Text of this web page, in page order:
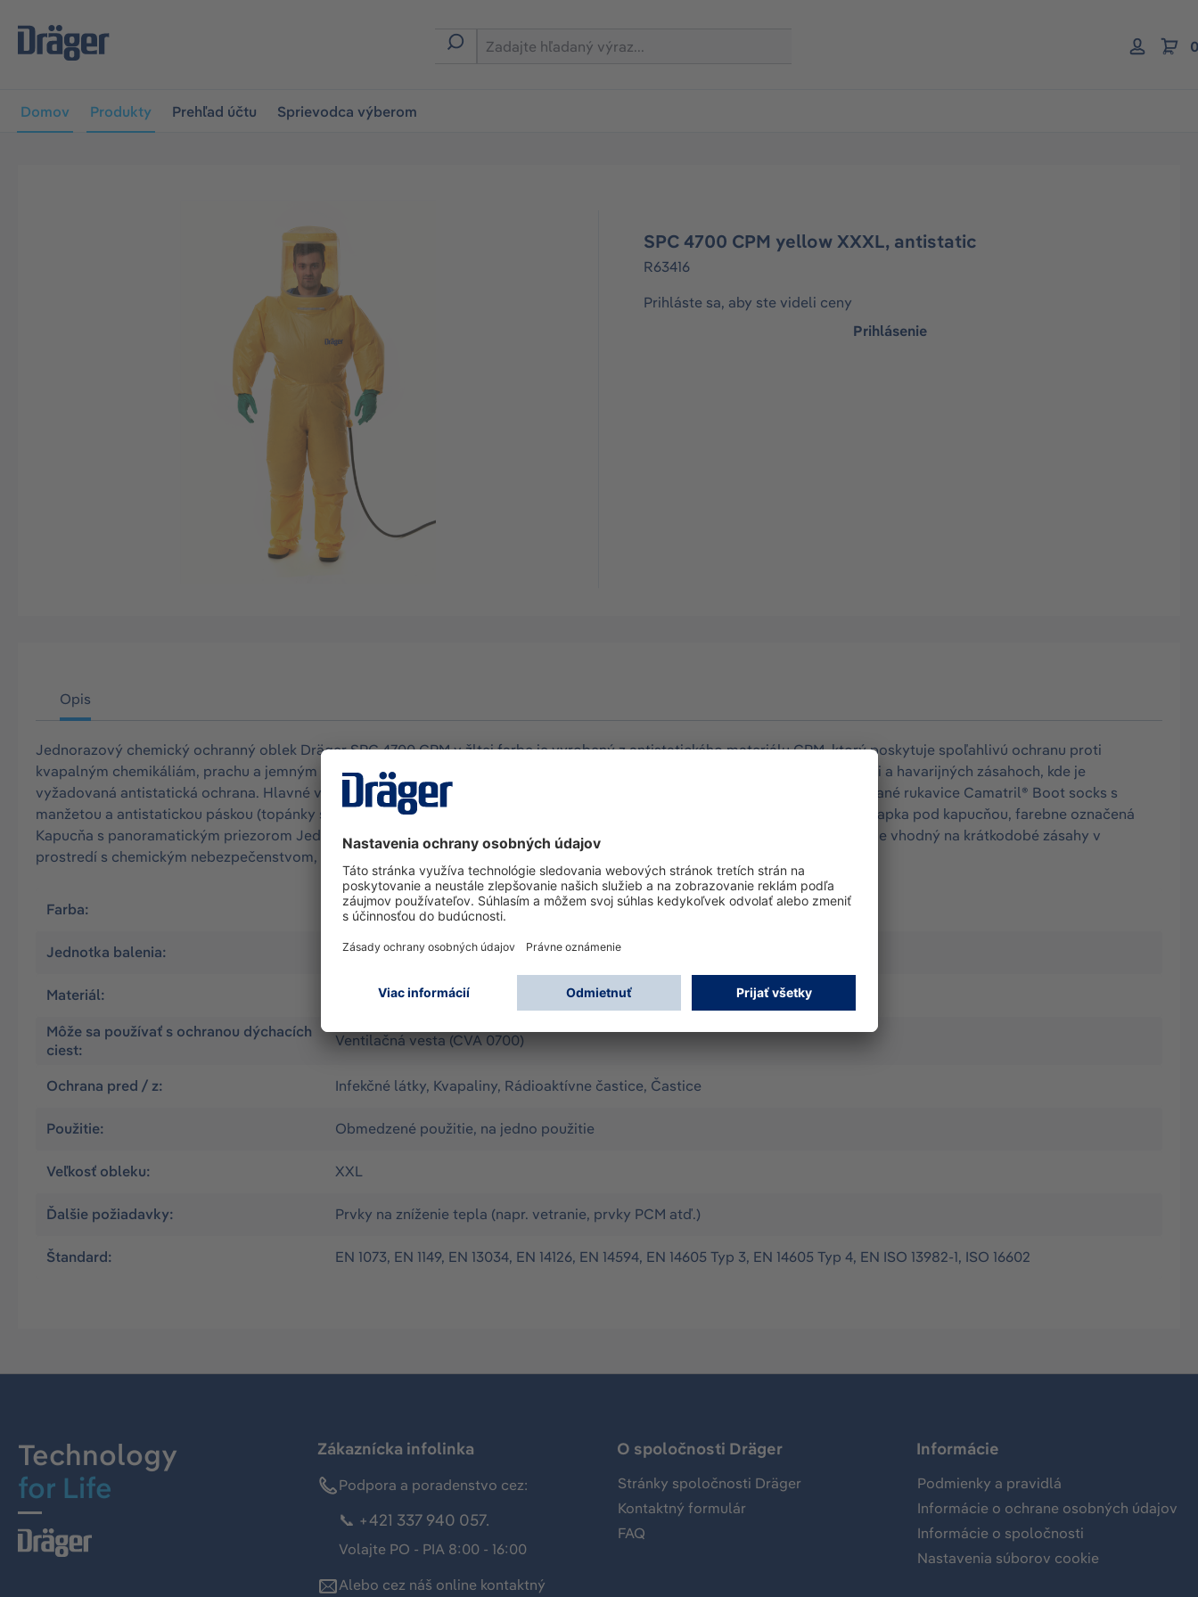
na hlavnú navigáciu
Domov Produkty Prehľad účtu Sprievodca výberom
SPC 4700 CPM yellow XXXL, antistatic
R63416
Prihláste sa, aby ste videli ceny
Prihlásenie
Opis
Jednorazový chemický ochranný oblek Dräger SPC 4700 CPM v žltej farbe je vyrobený z antistatického materiálu CPM, ktorý poskytuje spoľahlivú ochranu proti
kvapalným chemikáliám, prachu a jemným časticiam. Oblek je určený na použitie v priemysle, laboratóriách, pri dekontaminácii a havarijných zásahoch, kde je
vyžadovaná antistatická ochrana. Hlavné vlastnosti: Materiál: CPM (chemicky odolný laminát, antistatický) Farba: žltá Integrované rukavice Camatril® Boot socks s
manžetou a antistatickou páskou (topánky sa nosia cez oblek) Horizontálny zips na chrbte s dvojitou légou Núdzová úniková klapka pod kapucňou, farebne označená
Kapucňa s panoramatickým priezorom Jednorazové použitie, balenie 5 ks v kartóne Oblek SPC 4700 CPM yellow, antistatický je vhodný na krátkodobé zásahy v
prostredí s chemickým nebezpečenstvom, kde sa vyžaduje spoľahlivá ochrana, komfort a antistatické vlastnosti
Farba: Žltá
Jednotka balenia: 5
Materiál:
Môže sa používať s ochranou dýchacích
ciest:
Ventilačná vesta (CVA 0700)
Ochrana pred / z: Infekčné látky, Kvapaliny, Rádioaktívne častice, Častice
Použitie: Obmedzené použitie, na jedno použitie
Veľkosť obleku: XXL
Ďalšie požiadavky: Prvky na zníženie tepla (napr. vetranie, prvky PCM atď.)
Štandard: EN 1073, EN 1149, EN 13034, EN 14126, EN 14594, EN 14605 Typ 3, EN 14605 Typ 4, EN ISO 13982-1, ISO 16602
Technology
for Life
Zákaznícka infolinka
Podpora a poradenstvo cez:
📞 +421 337 940 057.
Volajte PO - PIA 8:00 - 16:00
Alebo cez náš online kontaktný
O spoločnosti Dräger
Stránky spoločnosti Dräger
Kontaktný formulár
FAQ
Informácie
Podmienky a pravidlá
Informácie o ochrane osobných údajov
Informácie o spoločnosti
Nastavenia súborov cookie